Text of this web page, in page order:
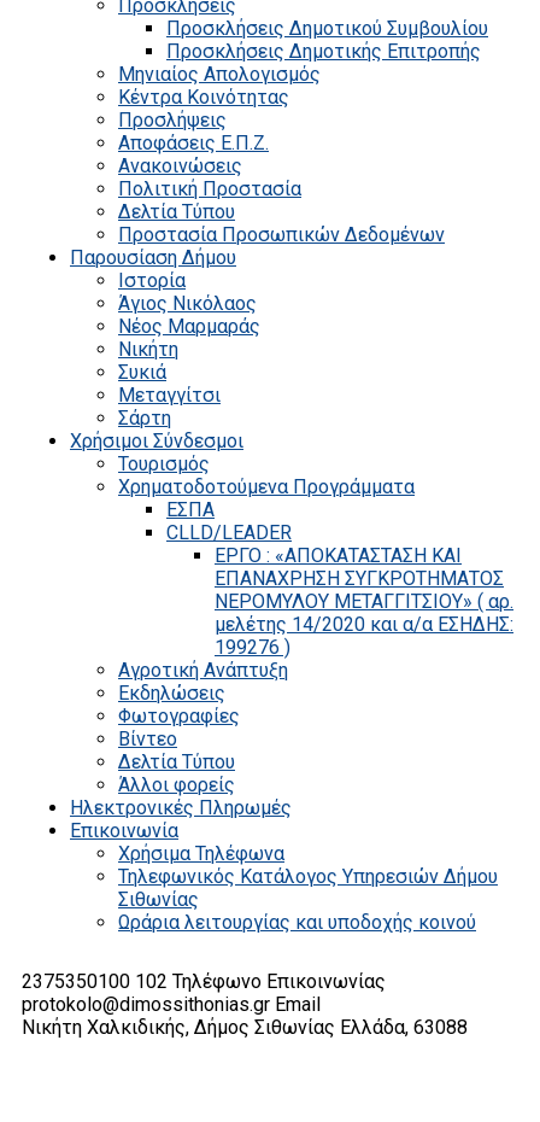
Προσκλήσεις
Προσκλήσεις Δημοτικού Συμβουλίου
Προσκλήσεις Δημοτικής Επιτροπής
Μηνιαίος Απολογισμός
Κέντρα Κοινότητας
Προσλήψεις
Αποφάσεις Ε.Π.Ζ.
Ανακοινώσεις
Πολιτική Προστασία
Δελτία Τύπου
Προστασία Προσωπικών Δεδομένων
Παρουσίαση Δήμου
Ιστορία
Άγιος Νικόλαος
Νέος Μαρμαράς
Νικήτη
Συκιά
Μεταγγίτσι
Σάρτη
Χρήσιμοι Σύνδεσμοι
Τουρισμός
Χρηματοδοτούμενα Προγράμματα
ΕΣΠΑ
CLLD/LEADER
ΕΡΓΟ : «ΑΠΟΚΑΤΑΣΤΑΣΗ ΚΑΙ
ΕΠΑΝΑΧΡΗΣΗ ΣΥΓΚΡΟΤΗΜΑΤΟΣ
ΝΕΡΟΜΥΛΟΥ ΜΕΤΑΓΓΙΤΣΙΟΥ» ( αρ.
μελέτης 14/2020 και α/α ΕΣΗΔΗΣ:
199276 )
Αγροτική Ανάπτυξη
Εκδηλώσεις
Φωτογραφίες
Βίντεο
Δελτία Τύπου
Άλλοι φορείς
Ηλεκτρονικές Πληρωμές
Επικοινωνία
Χρήσιμα Τηλέφωνα
Τηλεφωνικός Κατάλογος Υπηρεσιών Δήμου
Σιθωνίας
Ωράρια λειτουργίας και υποδοχής κοινού
2375350100 102 Τηλέφωνο Επικοινωνίας
protokolo@dimossithonias.gr Email
Νικήτη Χαλκιδικής, Δήμος Σιθωνίας Ελλάδα, 63088